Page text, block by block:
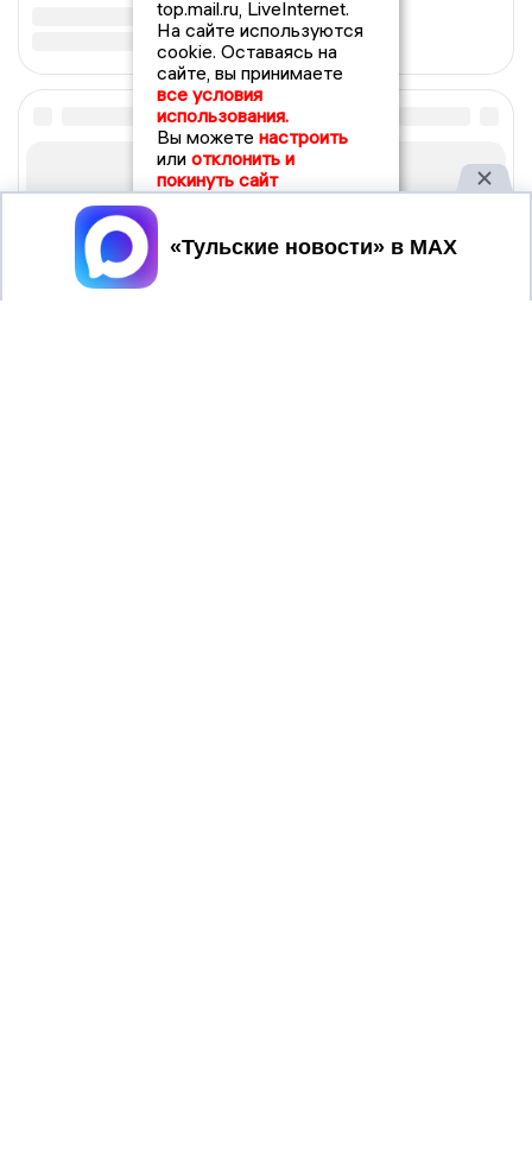
top.mail.ru, LiveInternet.
На сайте используются
cookie. Оставаясь на
сайте, вы принимаете
все условия
использования.
Вы можете настроить
или отклонить и
покинуть сайт
Принять